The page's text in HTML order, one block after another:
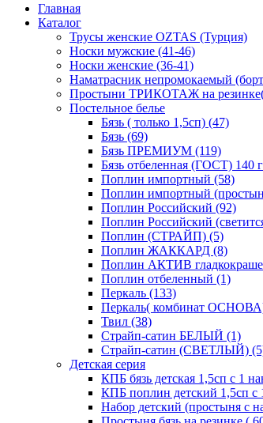
Главная
Каталог
Трусы женские OZTAS (Турция)
Носки мужские (41-46)
Носки женские (36-41)
Наматрасник непромокаемый
Простыни ТРИКОТАЖ на
Постельное белье
Бязь ( только 1,5сп) (47)
Бязь (69)
Бязь ПРЕМИУМ (119)
Бязь отбеленная (ГОСТ) 140
Поплин импортный (58)
Поплин импортный
Поплин Российский (92)
Поплин Российский
Поплин (СТРАЙП) (5)
Поплин ЖАККАРД (8)
Поплин АКТИВ
Поплин отбеленный (1)
Перкаль (133)
Перкаль( комбинат
Твил (38)
Страйп-сатин БЕЛЫЙ (1)
Страйп-сатин (СВЕТЛЫЙ)
Детская серия
КПБ бязь детская 1,5сп с 1
КПБ поплин детский 1,5сп с
Набор детский (простыня с